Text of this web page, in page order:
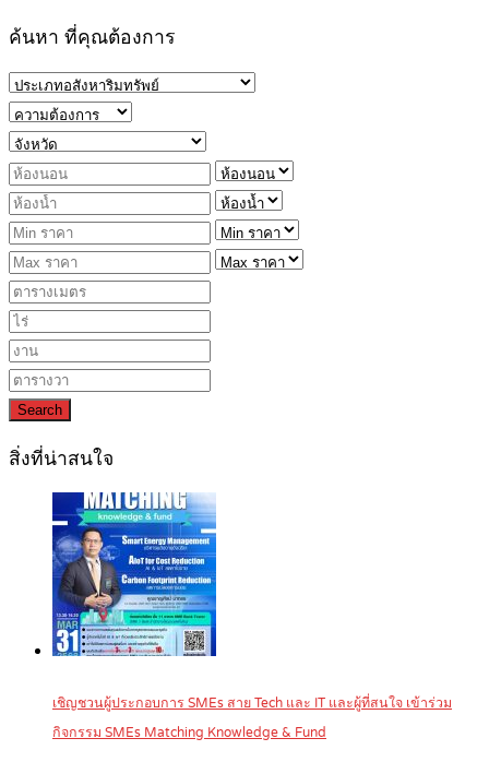
ค้นหา ที่คุณต้องการ
Search
สิ่งที่น่าสนใจ
เชิญชวนผู้ประกอบการ SMEs สาย Tech และ IT และผู้ที่สนใจ เข้าร่วม
กิจกรรม SMEs Matching Knowledge & Fund